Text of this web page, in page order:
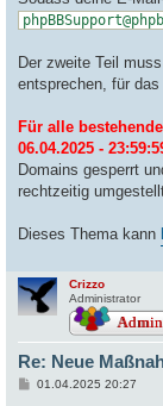
Der zweite Teil
entsprechen, für
Für alle
06.04.2025 -
Domains gesperrt
rechtzeitig
Dieses Thema kann
Crizzo
Administrator
Re: Neue
B01.04.2025 20:27